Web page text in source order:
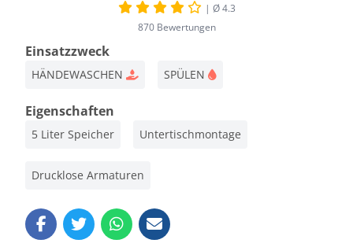
| Ø 4.3
870 Bewertungen
Einsatzzweck
HÄNDEWASCHEN SPÜLEN
Eigenschaften
5 Liter Speicher Untertischmontage
Drucklose Armaturen